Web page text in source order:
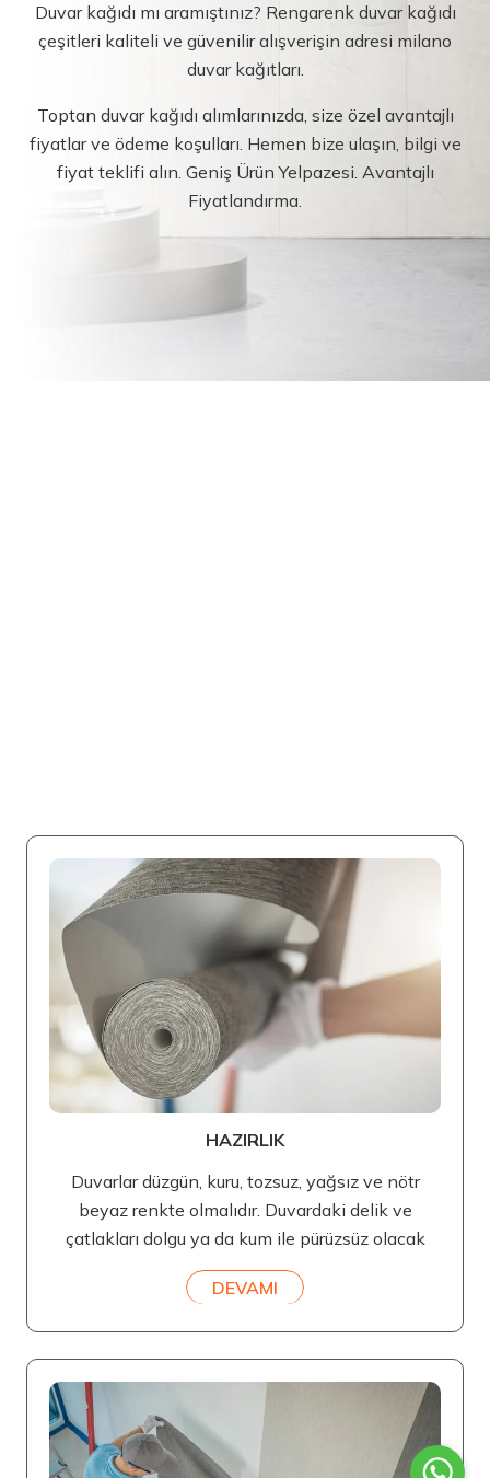
Duvar kağıdı mı aramıştınız? Rengarenk duvar kağıdı
çeşitleri kaliteli ve güvenilir alışverişin adresi milano
duvar kağıtları.
Toptan duvar kağıdı alımlarınızda, size özel avantajlı
fiyatlar ve ödeme koşulları. Hemen bize ulaşın, bilgi ve
fiyat teklifi alın. Geniş Ürün Yelpazesi. Avantajlı
Fiyatlandırma.
HAZIRLIK
Duvarlar düzgün, kuru, tozsuz, yağsız ve nötr
beyaz renkte olmalıdır. Duvardaki delik ve
çatlakları dolgu ya da kum ile pürüzsüz olacak
DEVAMI